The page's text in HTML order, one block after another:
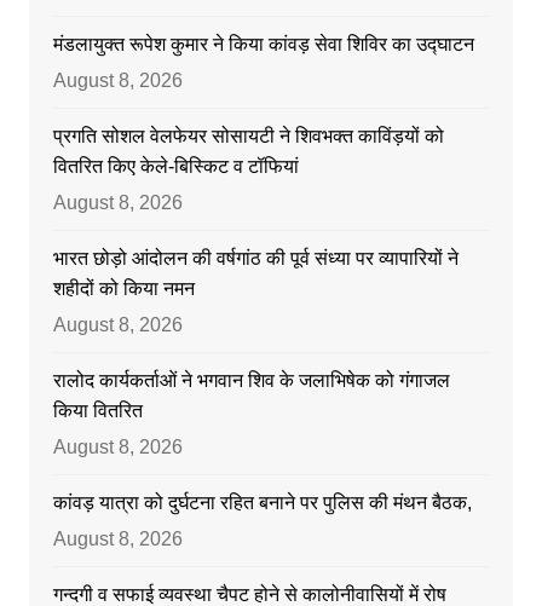
मंडलायुक्त रूपेश कुमार ने किया कांवड़ सेवा शिविर का उद्घाटन
August 8, 2026
प्रगति सोशल वेलफेयर सोसायटी ने शिवभक्त काविंड़यों को
वितरित किए केले-बिस्किट व टॉफियां
August 8, 2026
भारत छोड़ो आंदोलन की वर्षगांठ की पूर्व संध्या पर व्यापारियों ने
शहीदों को किया नमन
August 8, 2026
रालोद कार्यकर्ताओं ने भगवान शिव के जलाभिषेक को गंगाजल
किया वितरित
August 8, 2026
कांवड़ यात्रा को दुर्घटना रहित बनाने पर पुलिस की मंथन बैठक,
August 8, 2026
गन्दगी व सफाई व्यवस्था चैपट होने से कालोनीवासियों में रोष